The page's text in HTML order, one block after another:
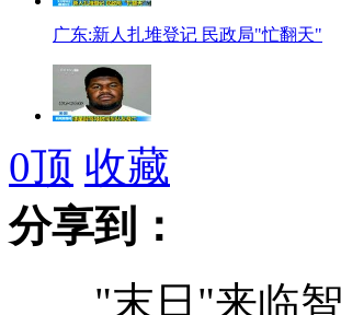
广东:新人扎堆登记 民政局"忙翻天"
美国球星醉驾导致同车队友身亡
0顶 收藏
分享到：
"末日"来临智